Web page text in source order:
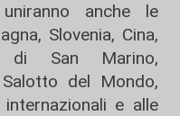
anche le
Slovenia, Cina,
di San Marino,
del Mondo,
e alle